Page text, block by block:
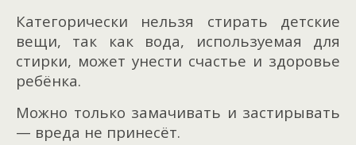
Категорически нельзя стирать детские
вещи, так как вода, используемая для
стирки, может унести счастье и здоровье
ребёнка.
Можно только замачивать и застирывать
— вреда не принесёт.